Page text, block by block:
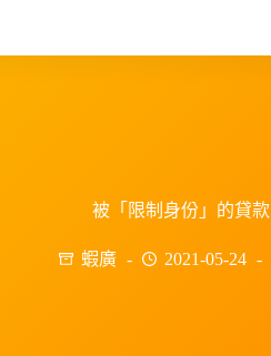
被「限制身份」的貸款
蝦廣 2021-05-24